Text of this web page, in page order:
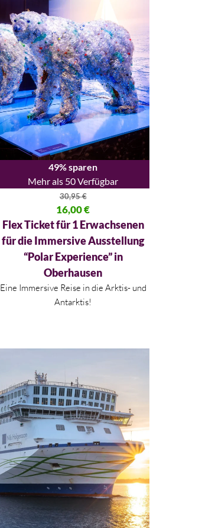
49% sparen
Mehr als 50 Verfügbar
30,95€
Ursprünglicher Preis war: 30,95 €
16,00€
Aktueller Preis ist: 16,00 €.
Flex Ticket für 1 Erwachsenen
für die Immersive Ausstellung
“Polar Experience” in
Oberhausen
Eine Immersive Reise in die Arktis- und
Antarktis!